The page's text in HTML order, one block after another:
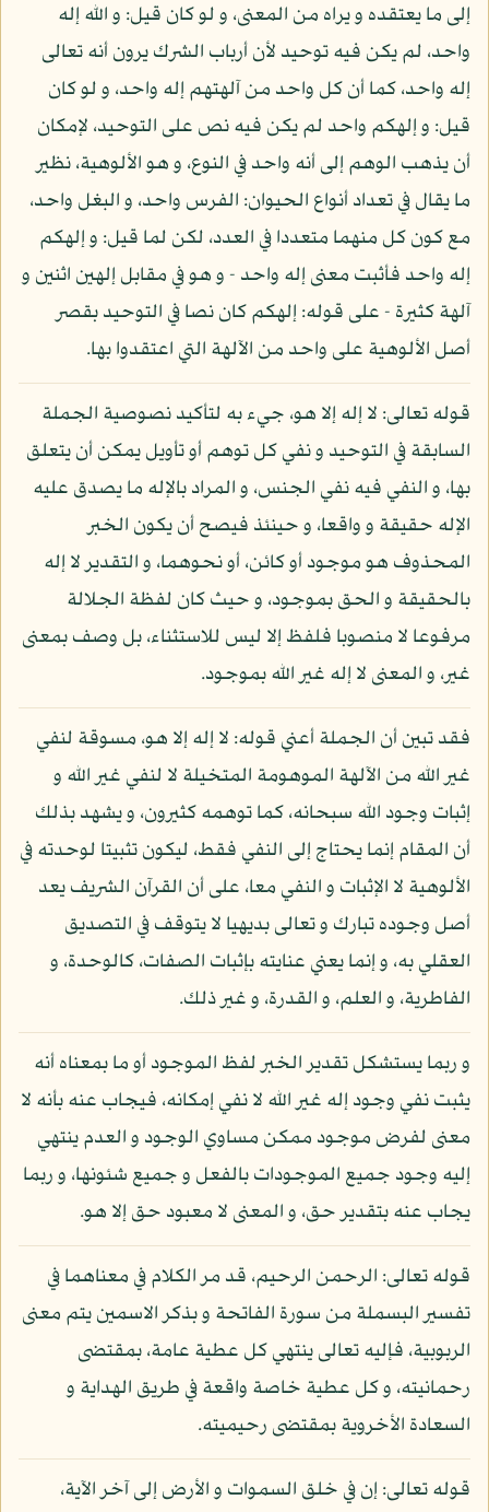
إلى ما يعتقده و يراه من المعنى، و لو كان قيل: و الله إله
واحد، لم يكن فيه توحيد لأن أرباب الشرك يرون أنه تعالى
إله واحد، كما أن كل واحد من آلهتهم إله واحد، و لو كان
قيل: و إلهكم واحد لم يكن فيه نص على التوحيد، لإمكان
أن يذهب الوهم إلى أنه واحد في النوع، و هو الألوهية، نظير
ما يقال في تعداد أنواع الحيوان: الفرس واحد، و البغل واحد،
مع كون كل منهما متعددا في العدد، لكن لما قيل: و إلهكم
إله واحد فأثبت معنى إله واحد - و هو في مقابل إلهين اثنين و
آلهة كثيرة - على قوله: إلهكم كان نصا في التوحيد بقصر
أصل الألوهية على واحد من الآلهة التي اعتقدوا بها.
قوله تعالى: لا إله إلا هو، جيء به لتأكيد نصوصية الجملة
السابقة في التوحيد و نفي كل توهم أو تأويل يمكن أن يتعلق
بها، و النفي فيه نفي الجنس، و المراد بالإله ما يصدق عليه
الإله حقيقة و واقعا، و حينئذ فيصح أن يكون الخبر
المحذوف هو موجود أو كائن، أو نحوهما، و التقدير لا إله
بالحقيقة و الحق بموجود، و حيث كان لفظة الجلالة
مرفوعا لا منصوبا فلفظ إلا ليس للاستثناء، بل وصف بمعنى
غير، و المعنى لا إله غير الله بموجود.
فقد تبين أن الجملة أعني قوله: لا إله إلا هو، مسوقة لنفي
غير الله من الآلهة الموهومة المتخيلة لا لنفي غير الله و
إثبات وجود الله سبحانه، كما توهمه كثيرون، و يشهد بذلك
أن المقام إنما يحتاج إلى النفي فقط، ليكون تثبيتا لوحدته في
الألوهية لا الإثبات و النفي معا، على أن القرآن الشريف يعد
أصل وجوده تبارك و تعالى بديهيا لا يتوقف في التصديق
العقلي به، و إنما يعني عنايته بإثبات الصفات، كالوحدة، و
الفاطرية، و العلم، و القدرة، و غير ذلك.
و ربما يستشكل تقدير الخبر لفظ الموجود أو ما بمعناه أنه
يثبت نفي وجود إله غير الله لا نفي إمكانه، فيجاب عنه بأنه لا
معنى لفرض موجود ممكن مساوي الوجود و العدم ينتهي
إليه وجود جميع الموجودات بالفعل و جميع شئونها، و ربما
يجاب عنه بتقدير حق، و المعنى لا معبود حق إلا هو.
قوله تعالى: الرحمن الرحيم، قد مر الكلام في معناهما في
تفسير البسملة من سورة الفاتحة و بذكر الاسمين يتم معنى
الربوبية، فإليه تعالى ينتهي كل عطية عامة، بمقتضى
رحمانيته، و كل عطية خاصة واقعة في طريق الهداية و
السعادة الأخروية بمقتضى رحيميته.
قوله تعالى: إن في خلق السموات و الأرض إلى آخر الآية،